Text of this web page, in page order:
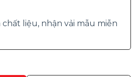
chất liệu, nhận vải mẫu miễn